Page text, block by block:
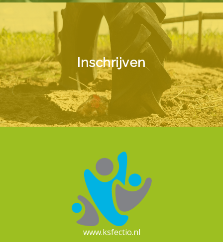
Inschrijven
www.ksfectio.nl